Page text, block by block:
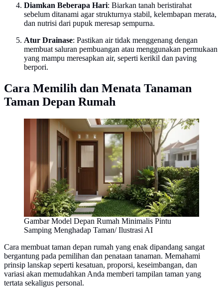
Diamkan Beberapa Hari: Biarkan tanah beristirahat
sebelum ditanami agar strukturnya stabil, kelembapan merata,
dan nutrisi dari pupuk meresap sempurna.
Atur Drainase: Pastikan air tidak menggenang dengan
membuat saluran pembuangan atau menggunakan permukaan
yang mampu meresapkan air, seperti kerikil dan paving
berpori.
Cara Memilih dan Menata Tanaman
Taman Depan Rumah
Gambar Model Depan Rumah Minimalis Pintu
Samping Menghadap Taman/ Ilustrasi AI
Cara membuat taman depan rumah yang enak dipandang sangat
bergantung pada pemilihan dan penataan tanaman. Memahami
prinsip lanskap seperti kesatuan, proporsi, keseimbangan, dan
variasi akan memudahkan Anda memberi tampilan taman yang
tertata sekaligus personal.